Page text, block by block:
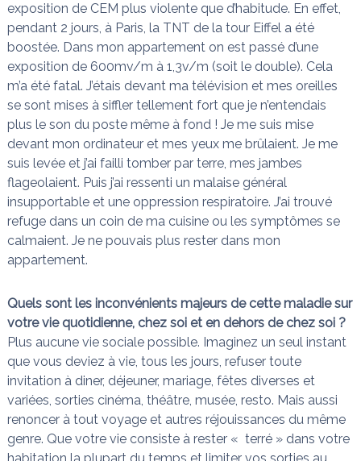
exposition de CEM plus violente que d’habitude. En effet,
pendant 2 jours, à Paris, la TNT de la tour Eiffel a été
boostée. Dans mon appartement on est passé d’une
exposition de 600mv/m à 1,3v/m (soit le double). Cela
m’a été fatal. J’étais devant ma télévision et mes oreilles
se sont mises à siffler tellement fort que je n’entendais
plus le son du poste même à fond ! Je me suis mise
devant mon ordinateur et mes yeux me brûlaient. Je me
suis levée et j’ai failli tomber par terre, mes jambes
flageolaient. Puis j’ai ressenti un malaise général
insupportable et une oppression respiratoire. J’ai trouvé
refuge dans un coin de ma cuisine ou les symptômes se
calmaient. Je ne pouvais plus rester dans mon
appartement.
Quels sont les inconvénients majeurs de cette maladie sur
votre vie quotidienne, chez soi et en dehors de chez soi ?
Plus aucune vie sociale possible. Imaginez un seul instant
que vous deviez à vie, tous les jours, refuser toute
invitation à diner, déjeuner, mariage, fêtes diverses et
variées, sorties cinéma, théâtre, musée, resto. Mais aussi
renoncer à tout voyage et autres réjouissances du même
genre. Que votre vie consiste à rester « terré » dans votre